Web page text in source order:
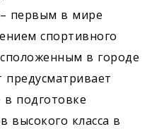
первым в мире
спортивного
в городе
предусматривает
в подготовке
высокого класса в